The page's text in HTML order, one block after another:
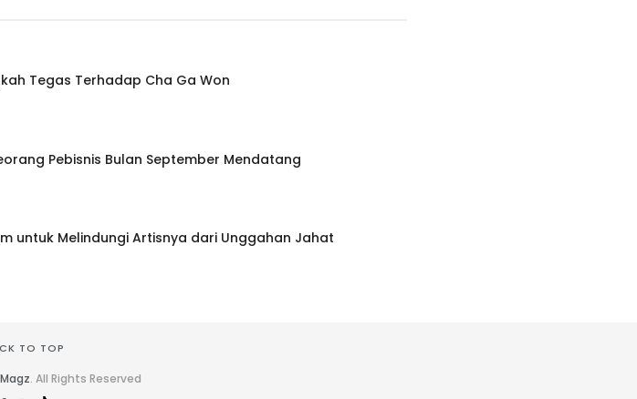
Tegas Terhadap Cha Ga Won
Pebisnis Bulan September Mendatang
untuk Melindungi Artisnya dari Unggahan Jahat
TO TOP
. All Rights Reserved